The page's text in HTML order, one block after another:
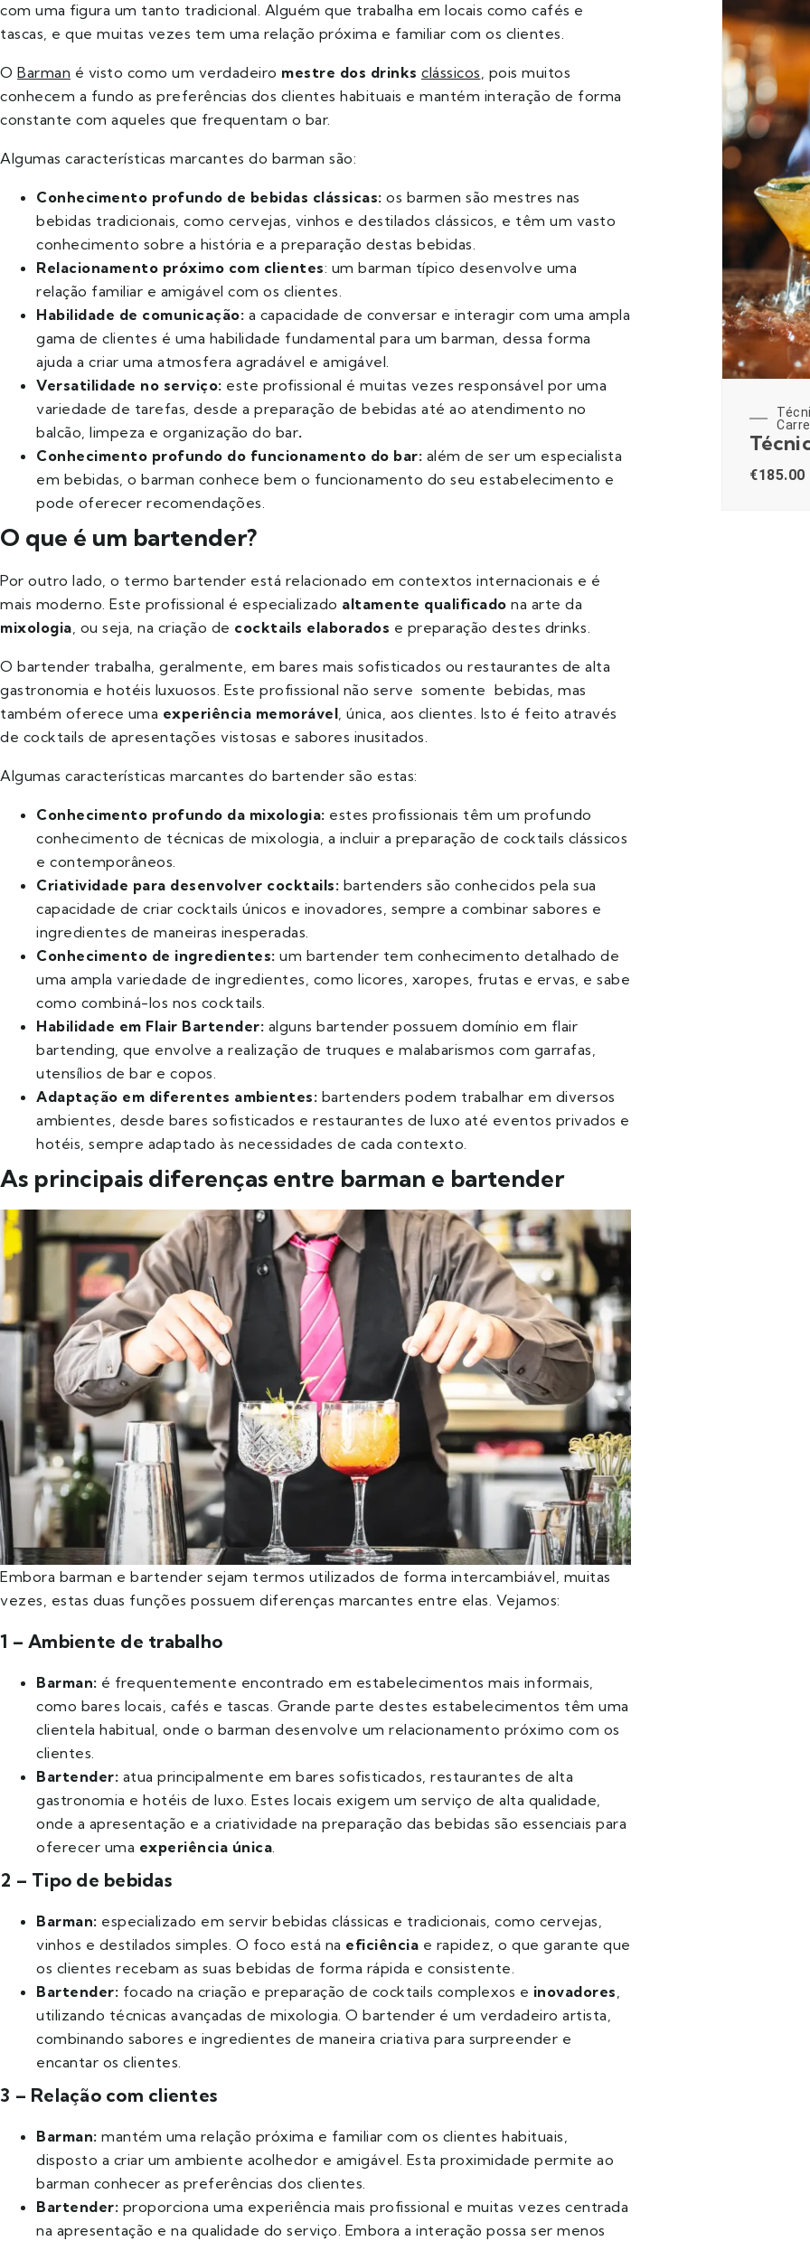
com uma figura um tanto tradicional. Alguém que trabalha em locais como cafés e
tascas, e que muitas vezes tem uma relação próxima e familiar com os clientes.
O Barman é visto como um verdadeiro mestre dos drinks clássicos, pois muitos
conhecem a fundo as preferências dos clientes habituais e mantém interação de forma
constante com aqueles que frequentam o bar.
Algumas características marcantes do barman são:
Conhecimento profundo de bebidas clássicas: os barmen são mestres nas
bebidas tradicionais, como cervejas, vinhos e destilados clássicos, e têm um vasto
conhecimento sobre a história e a preparação destas bebidas.
Relacionamento próximo com clientes: um barman típico desenvolve uma
relação familiar e amigável com os clientes.
Habilidade de comunicação: a capacidade de conversar e interagir com uma ampla
gama de clientes é uma habilidade fundamental para um barman, dessa forma
ajuda a criar uma atmosfera agradável e amigável.
Versatilidade no serviço: este profissional é muitas vezes responsável por uma
variedade de tarefas, desde a preparação de bebidas até ao atendimento no
balcão, limpeza e organização do bar.
Conhecimento profundo do funcionamento do bar: além de ser um especialista
em bebidas, o barman conhece bem o funcionamento do seu estabelecimento e
pode oferecer recomendações.
O que é um bartender?
Por outro lado, o termo bartender está relacionado em contextos internacionais e é
mais moderno. Este profissional é especializado altamente qualificado na arte da
mixologia, ou seja, na criação de cocktails elaborados e preparação destes drinks.
O bartender trabalha, geralmente, em bares mais sofisticados ou restaurantes de alta
gastronomia e hotéis luxuosos. Este profissional não serve somente bebidas, mas
também oferece uma experiência memorável, única, aos clientes. Isto é feito através
de cocktails de apresentações vistosas e sabores inusitados.
Algumas características marcantes do bartender são estas:
Conhecimento profundo da mixologia: estes profissionais têm um profundo
conhecimento de técnicas de mixologia, a incluir a preparação de cocktails clássicos
e contemporâneos.
Criatividade para desenvolver cocktails: bartenders são conhecidos pela sua
capacidade de criar cocktails únicos e inovadores, sempre a combinar sabores e
ingredientes de maneiras inesperadas.
Conhecimento de ingredientes: um bartender tem conhecimento detalhado de
uma ampla variedade de ingredientes, como licores, xaropes, frutas e ervas, e sabe
como combiná-los nos cocktails.
Habilidade em Flair Bartender: alguns bartender possuem domínio em flair
bartending, que envolve a realização de truques e malabarismos com garrafas,
utensílios de bar e copos.
Adaptação em diferentes ambientes: bartenders podem trabalhar em diversos
ambientes, desde bares sofisticados e restaurantes de luxo até eventos privados e
hotéis, sempre adaptado às necessidades de cada contexto.
As principais diferenças entre barman e bartender
Embora barman e bartender sejam termos utilizados de forma intercambiável, muitas
vezes, estas duas funções possuem diferenças marcantes entre elas. Vejamos:
1 – Ambiente de trabalho
Barman: é frequentemente encontrado em estabelecimentos mais informais,
como bares locais, cafés e tascas. Grande parte destes estabelecimentos têm uma
clientela habitual, onde o barman desenvolve um relacionamento próximo com os
clientes.
Bartender: atua principalmente em bares sofisticados, restaurantes de alta
gastronomia e hotéis de luxo. Estes locais exigem um serviço de alta qualidade,
onde a apresentação e a criatividade na preparação das bebidas são essenciais para
oferecer uma experiência única
2 – Tipo de bebidas
Barman: especializado em servir bebidas clássicas e tradicionais, como cervejas,
vinhos e destilados simples. O foco está na eficiência e rapidez, o que garante que
os clientes recebam as suas bebidas de forma rápida e consistente.
Bartender: focado na criação e preparação de cocktails complexos e inovadores
utilizando técnicas avançadas de mixologia. O bartender é um verdadeiro artista,
combinando sabores e ingredientes de maneira criativa para surpreender e
encantar os clientes.
3 – Relação com clientes
Barman: mantém uma relação próxima e familiar com os clientes habituais,
disposto a criar um ambiente acolhedor e amigável. Esta proximidade permite ao
barman conhecer as preferências dos clientes.
Bartender: proporciona uma experiência mais profissional e muitas vezes centrada
na apresentação e na qualidade do serviço. Embora a interação possa ser menos
Técnicos e Potenciadores de
€185.00